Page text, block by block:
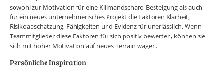
sowohl zur Motivation für eine Kilimandscharo-Besteigung als auch
für ein neues unternehmerisches Projekt die Faktoren Klarheit,
Risikoabschätzung, Fähigkeiten und Evidenz für unerlässlich. Wenn
Teammitglieder diese Faktoren für sich positiv bewerten, können sie
sich mit hoher Motivation auf neues Terrain wagen.
Persönliche Inspiration